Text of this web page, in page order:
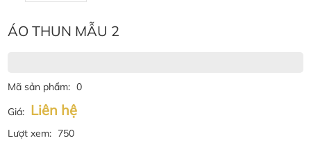
ÁO THUN MẪU 2
Mã sản phẩm: 0
Giá: Liên hệ
Lượt xem: 750